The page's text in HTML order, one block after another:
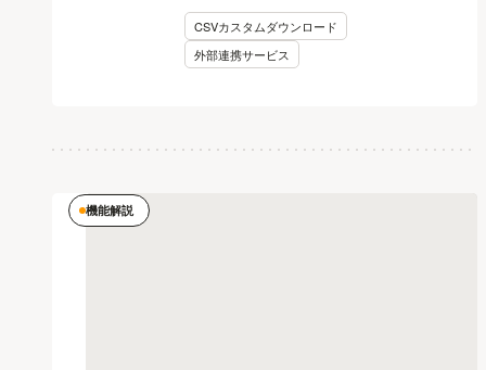
CSVカスタムダウンロード
外部連携サービス
機能解説